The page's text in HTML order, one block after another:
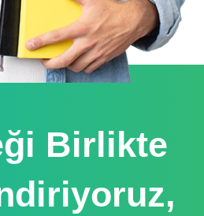
Birlikte